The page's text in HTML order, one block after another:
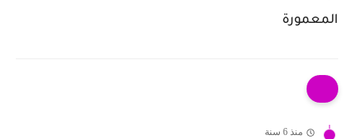
المعمورة
منذ 6 سنة